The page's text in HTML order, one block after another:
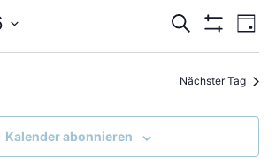
Suche
und
Suche Tag
Nächster Tag
Kalender abonnieren